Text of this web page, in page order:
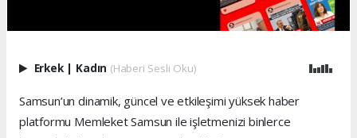
Erkek | Kadın (Haberi Sesli Oku)
Samsun’un dinamik, güncel ve etkileşimi yüksek haber
platformu Memleket Samsun ile işletmenizi binlerce